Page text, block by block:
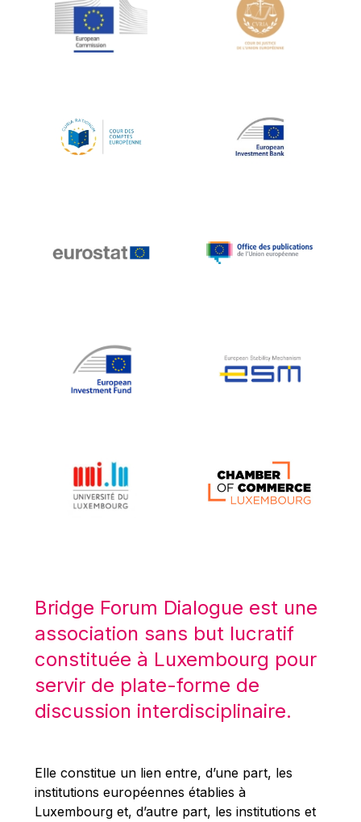
Jean-Louis Schiltz
Jean-Victor Louis
Johnny Åkerholm
Katharien L.C. Hunt
Klaus-Heiner Lehne
Koen LENAERTS
Lars Heikensten
Lucas Papademos
Máire Geoghegan-Quinn
Mario Centeno
Mario Monti
Maroš ŠEFČOVIČ
Martin Bailey
Martine Reicherts
Michael Sohlman
Michel Goedert
Bridge Forum Dialogue est une
association sans but lucratif
constituée à Luxembourg pour
servir de plate-forme de
discussion interdisciplinaire.
Elle constitue un lien entre, d’une part, les
institutions européennes établies à
Luxembourg et, d’autre part, les institutions et